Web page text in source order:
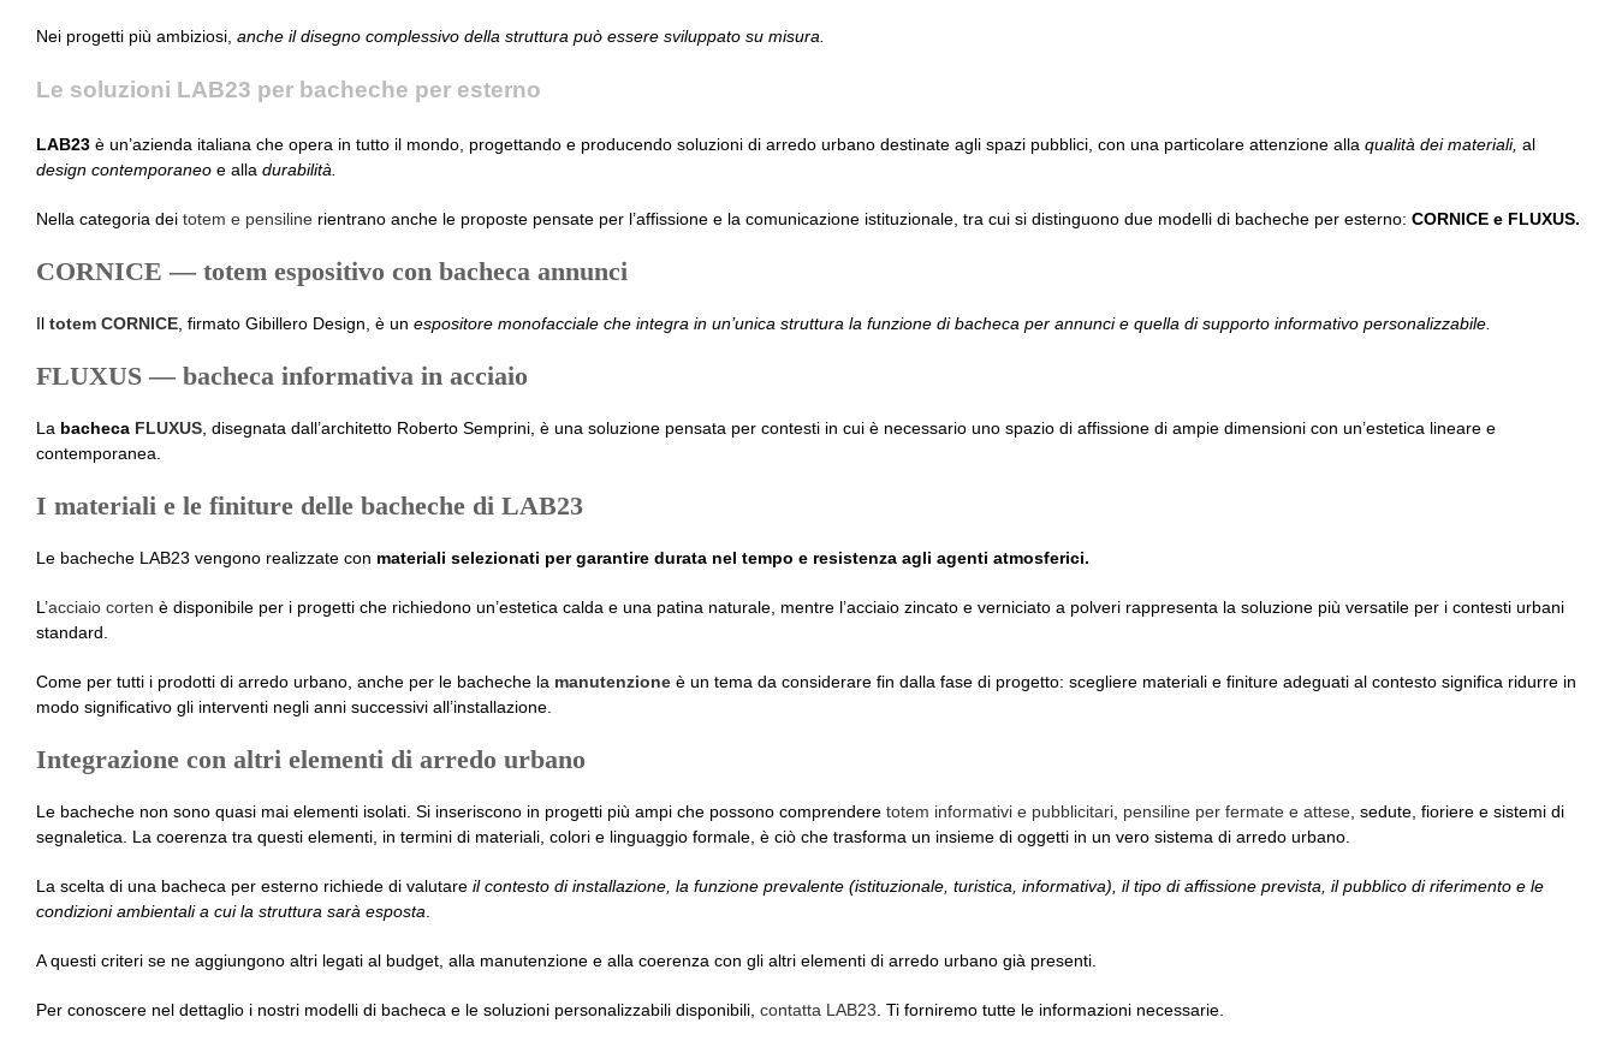
Nei progetti più ambiziosi, anche il disegno complessivo della struttura può essere sviluppato su misura.
Le soluzioni LAB23 per bacheche per esterno
LAB23è un’azienda italiana che opera in tutto il mondo, progettando e producendo soluzioni di arredo urbano destinate agli spazi pubblici, con una particolare attenzione alla qualità dei materiali, al
design contemporaneo e alla durabilità.
Nella categoria dei totem e pensilinerientrano anche le proposte pensate per l’affissione e la comunicazione istituzionale, tra cui si distinguono due modelli di bacheche per esterno: CORNICE e FLUXUS.
CORNICE — totem espositivo con bacheca annunci
Il totem CORNICE, firmato Gibillero Design, è un espositore monofacciale che integra in un’unica struttura la funzione di bacheca per annunci e quella di supporto informativo personalizzabile.
FLUXUS — bacheca informativa in acciaio
La bacheca FLUXUS, disegnata dall’architetto Roberto Semprini, è una soluzione pensata per contesti in cui è necessario uno spazio di affissione di ampie dimensioni con un’estetica lineare e
contemporanea.
I materiali e le finiture delle bacheche di LAB23
Le bacheche LAB23 vengono realizzate con materiali selezionati per garantire durata nel tempo e resistenza agli agenti atmosferici.
L’acciaio corten è disponibile per i progetti che richiedono un’estetica calda e una patina naturale, mentre l’acciaio zincato e verniciato a polveri rappresenta la soluzione più versatile per i contesti urbani
standard.
Come per tutti i prodotti di arredo urbano, anche per le bacheche la manutenzioneè un tema da considerare fin dalla fase di progetto: scegliere materiali e finiture adeguati al contesto significa ridurre in
modo significativo gli interventi negli anni successivi all’installazione.
Integrazione con altri elementi di arredo urbano
Le bacheche non sono quasi mai elementi isolati. Si inseriscono in progetti più ampi che possono comprendere totem informativi e pubblicitari, pensiline per fermate e attese, sedute, fioriere e sistemi di
segnaletica. La coerenza tra questi elementi, in termini di materiali, colori e linguaggio formale, è ciò che trasforma un insieme di oggetti in un vero sistema di arredo urbano.
La scelta di una bacheca per esterno richiede di valutare il contesto di installazione, la funzione prevalente (istituzionale, turistica, informativa), il tipo di affissione prevista, il pubblico di riferimento e le
condizioni ambientali a cui la struttura sarà esposta
A questi criteri se ne aggiungono altri legati al budget, alla manutenzione e alla coerenza con gli altri elementi di arredo urbano già presenti.
Per conoscere nel dettaglio i nostri modelli di bacheca e le soluzioni personalizzabili disponibili, contatta LAB23 . Ti forniremo tutte le informazioni necessarie.